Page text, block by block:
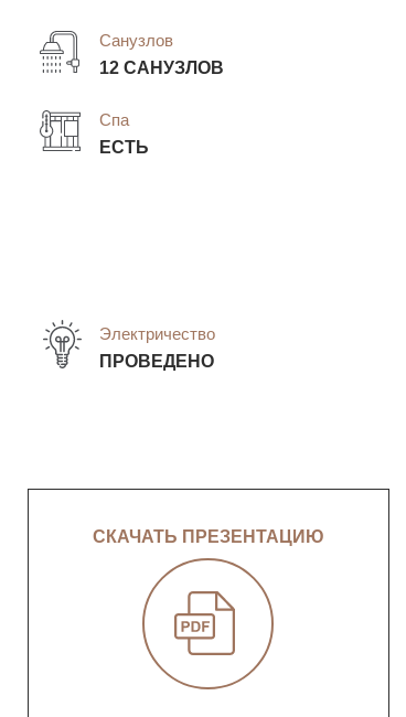
Санузлов
12 САНУЗЛОВ
Спа
ЕСТЬ
Электричество
ПРОВЕДЕНО
СКАЧАТЬ ПРЕЗЕНТАЦИЮ